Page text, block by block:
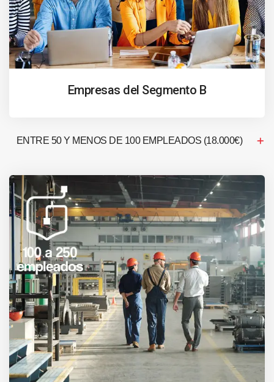
Empresas del Segmento B
ENTRE 50 Y MENOS DE 100 EMPLEADOS (18.000€)